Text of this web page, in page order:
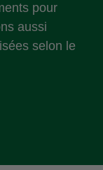
pour
aussi
selon le